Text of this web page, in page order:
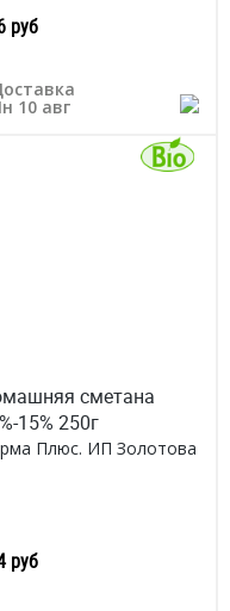
руб
10 авг
сметана
15% 250г
Плюс. ИП Золотова
руб